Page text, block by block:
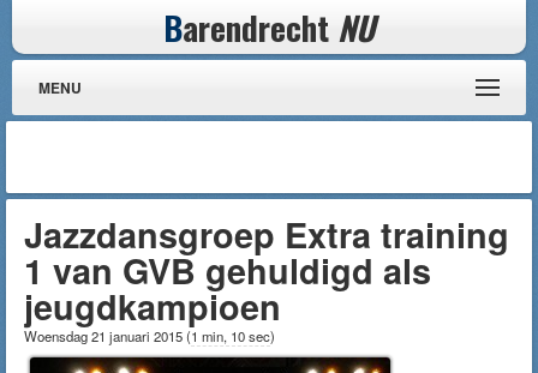
Barendrecht NU
MENU
Jazzdansgroep Extra training
1 van GVB gehuldigd als
jeugdkampioen
Woensdag 21 januari 2015(1 min, 10 sec)